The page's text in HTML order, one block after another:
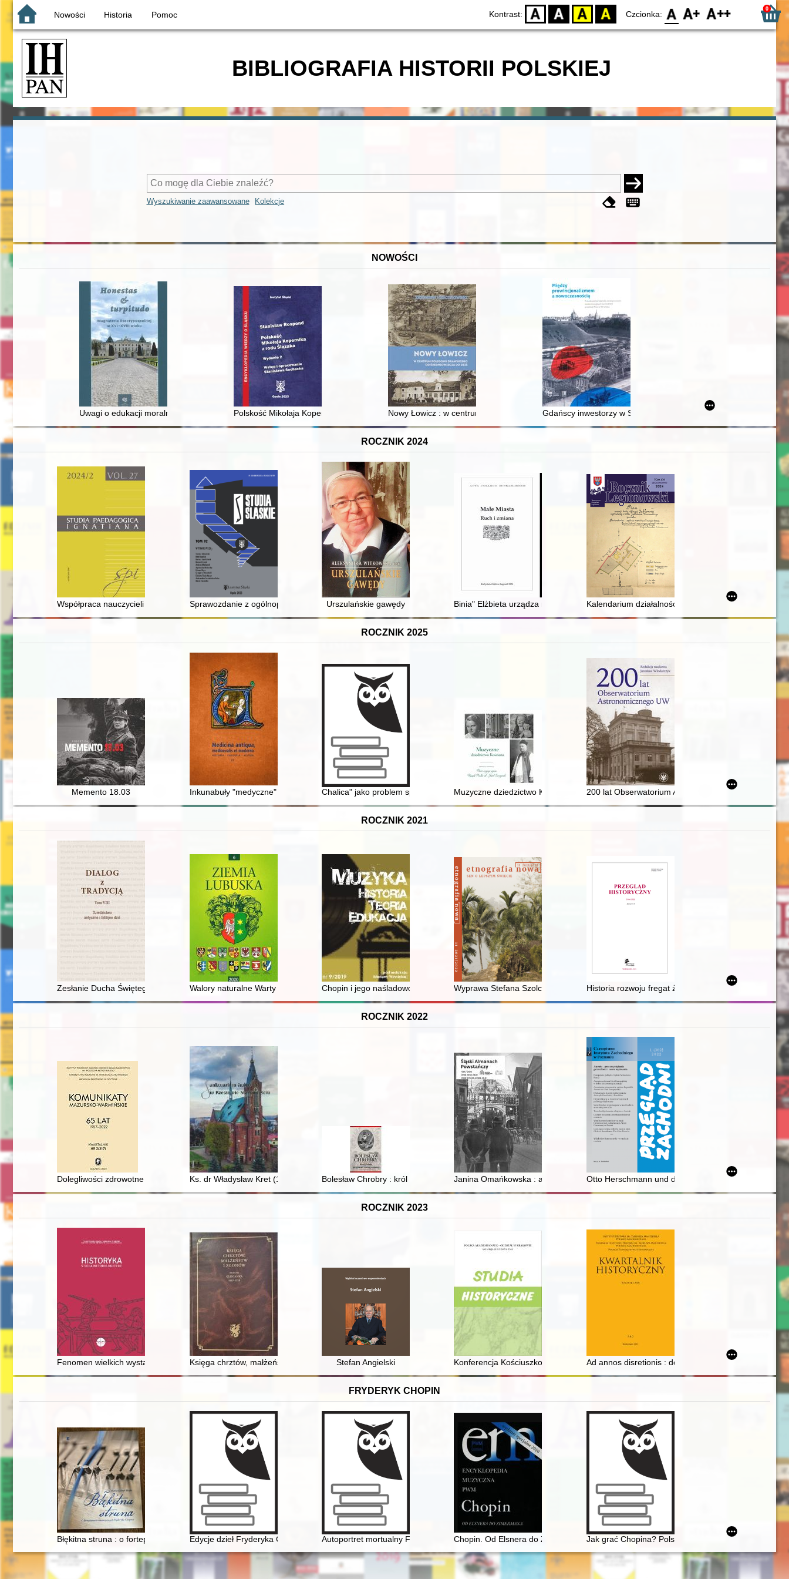
Nowości Historia Pomoc Kontrast: D BW YB BY Czcionka: F0 F1 F2 0
BIBLIOGRAFIA HISTORII POLSKIEJ
Wyszukiwanie zaawansowane Kolekcje
NOWOŚCI
Uwagi o edukacji moralnej synów szlacheckich w XVI-wiecznej Rzeczypospolitej
Polskość Mikołaja Kopernika z rodu ŚlązakaNowy Łowicz : w centrum poligonu drawskiego od średniowiecza do dziśGdańscy inwestorzy w Sopocie : prestiż finansowy i towarzyski
ROCZNIK 2024
Współpraca nauczycieli z rodzicami i środowiskiem społecznym w latach 1945-1989 : wymiar prawno-oświatowy = Teacher-parent collaboration and social engagement in 1945-1989 : legal and
Sprawozdanie z ogólnopolskiej konferencji naukowej: „Czegośmy pożądali, tegośmy doczekali”. W setną rocznicę zmagań o Górny Śląski i jego podziału
Urszulańskie gawędy Binia" Elżbieta urządza na nowo Latyczów czyli: Sztuka siadania do stołu
Kalendarium działalności Towarzystwa Przyjaciół
ROCZNIK 2025
Memento 18.03 Inkunabuły "medyczne" w zbiorze inkunabułów Biblioteki PAU i PAN w Krakowie
Chalica" jako problem społeczno-prawny w międzywojennej prasie żydowskiej = "Chalitzah" as a social and legal issue in the
Muzyczne dziedzictwo Kościana : pieśń mojego życia : ksiądz prałat dr Józef Surzyński
200 lat Obserwatorium Astronomicznego UW
ROCZNIK 2021
Zesłanie Ducha Świętego w przysłowiach polskichWalory naturalne Warty i krajobrazu z jej korytem w tleChopin i jego naśladowcy w kulturze muzycznej XIX i XX wiekuWyprawa Stefana Szolca-Rogozińskiego do Afryki Środkowej i jej wpływ na recepcję
Historia rozwoju fregat żaglowych, ACAD - recenzja]
ROCZNIK 2022
Dolegliwości zdrowotne członków zakonu krzyżackiego w XIV-XV w. = Health problems of members of the teutonic order in the 14th and 15th centuries = Gesundheitsbeschwerden von Mitgliedern
Ks. dr Władysław Kret (1956-2021) - kościelny historyk Staromieścia
Bolesław Chrobry : król Polski, przyjaciel i wróg cesarzyJanina Omańkowska : aktywność pierwszej marszałek-senior w Sejmie Śląskim
Otto Herschmann und die Olympische Bewegung -
ROCZNIK 2023
Fenomen wielkich wystaw : przekaz pokoleń i wyraz kultury historycznej swoich czasów = The phenomenon of great museum exhibitions : a generational message and an expression of the
Księga chrztów, małżeństw i zgonów parafii Glinianka 1667-1724
Stefan Angielski Konferencja Kościuszkowska na Uniwersytecie GdańskimAd annos disretionis : dorastanie w miastach
FRYDERYK CHOPIN
Błękitna struna : o fortepianach romantycznych Fryderyka ChopinaEdycje dzieł Fryderyka Chopina w warszawskiej oficynie Gebethnera i Wolffa. Studium przypadku
Autoportret mortualny Fryderyka Chopina. Próba analizy stylistycznej fragmentu dziennika stuttgarckiego
Chopin. Od Elsnera do Zimermana. Encyklopedia muzyczna PWM
Jak grać Chopina? Polska krytyka muzyczna o